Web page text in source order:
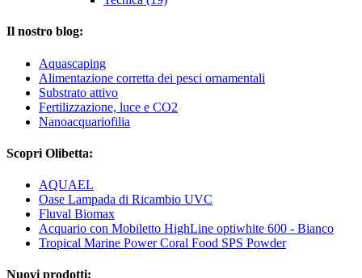
Il nostro blog:
Aquascaping
Alimentazione corretta dei pesci ornamentali
Substrato attivo
Fertilizzazione, luce e CO2
Nanoacquariofilia
Scopri Olibetta:
AQUAEL
Oase Lampada di Ricambio UVC
Fluval Biomax
Acquario con Mobiletto HighLine optiwhite 600 - Bianco
Tropical Marine Power Coral Food SPS Powder
Nuovi prodotti: